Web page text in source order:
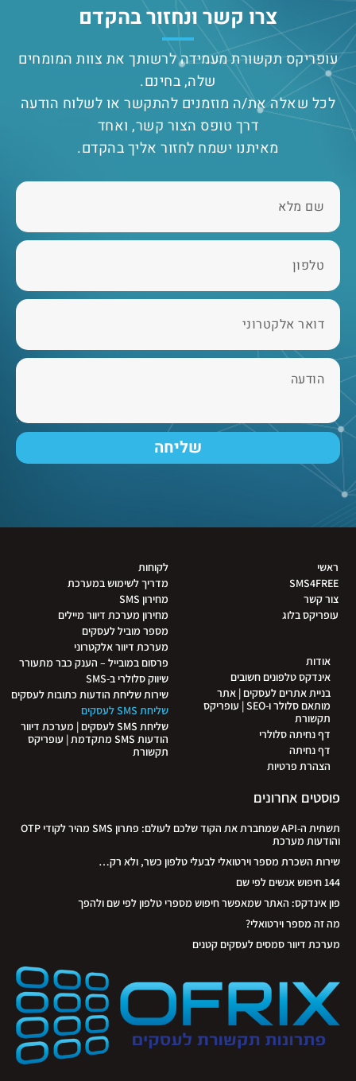
צרו קשר ונחזור בהקדם
עופריקס תקשורת מעמידה לרשותך את צוות המומחים
שלה, בחינם.
לכל שאלה את/ה מוזמנים להתקשר או לשלוח הודעה
דרך טופס הצור קשר, ואחד
מאיתנו ישמח לחזור אליך בהקדם.
שליחה
ראשי
SMS4FREE
צור קשר
עופריקס בלוג
לקוחות
מדריך לשימוש במערכת
מחירון SMS
מחירון מערכת דיוור מיילים
מספר מוביל לעסקים
מערכת דיוור אלקטרוני
פרסום במובייל – הענק כבר מתעורר
שיווק סלולרי ב-SMS
שירות שליחת הודעות כתובות לעסקים
שליחת SMS לעסקים
שליחת SMS לעסקים | מערכת דיוור
הודעות SMS מתקדמת | עופריקס
תקשורת
אודות
אינדקס טלפונים חשובים
בניית אתרים לעסקים | אתר
מותאם סלולר ו-SEO | עופריקס
תקשורת
דף נחיתה סלולרי
דף נחיתה
הצהרת פרטיות
פוסטים אחרונים
תשתית ה-API שמחברת את הקוד שלכם לעולם: פתרון SMS מהיר לקודי OTP
והודעות מערכת
שירות השכרת מספר וירטואלי לבעלי טלפון כשר, ולא רק…
144 חיפוש אנשים לפי שם
פון אינדקס: האתר שמאפשר חיפוש מספרי טלפון לפי שם ולהפך
מה זה מספר וירטואלי?
מערכת דיוור סמסים לעסקים קטנים